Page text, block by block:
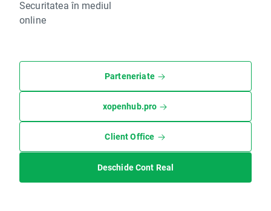
Securitatea în mediul
online
Parteneriate
xopenhub.pro
Client Office
Deschide Cont Real